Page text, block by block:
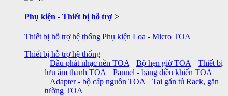
Phụ kiện - Thiết bị hỗ trợ >
Thiết bị hỗ trợ hệ thống Phụ kiện Loa - Micro TOA
Thiết bị hỗ trợ hệ thống
Đầu phát nhạc nền TOA
Bộ hẹn giờ TOA
Thiết bị
lưu âm thanh TOA
Pannel - bảng điều khiển TOA
Adapter - bộ cấp nguồn TOA
Tai gắn tủ Rack, gắn
tường TOA